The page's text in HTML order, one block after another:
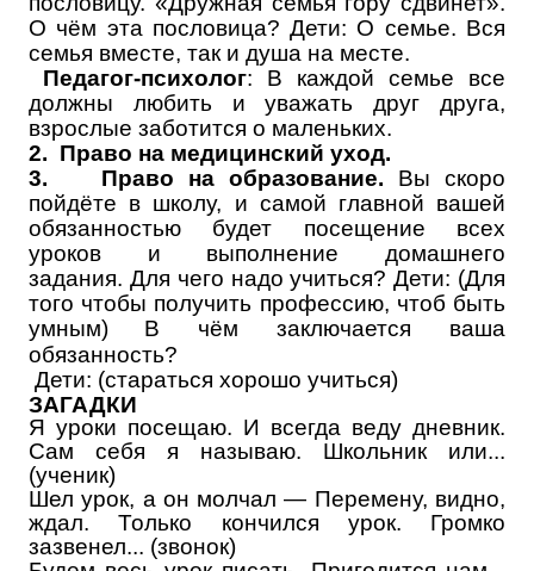
О чём эта пословица? Дети: О семье. Вся
семья вместе, так и душа на месте.
Педагог-психолог: В каждой семье все
должны любить и уважать друг друга,
взрослые заботится о маленьких.
2. Право на медицинский уход.
3.
Право на образование. Вы скоро
пойдёте в школу, и самой главной вашей
обязанностью будет посещение всех
уроков и выполнение домашнего
задания. Для чего надо учиться? Дети: (Для
того чтобы получить профессию, чтоб быть
умным)
В чём заключается ваша
обязанность?
Дети: (стараться хорошо учиться)
ЗАГАДКИ
Я уроки посещаю. И всегда веду дневник.
Сам себя я называю. Школьник или...
(ученик)
Шел урок, а он молчал — Перемену, видно,
ждал. Только кончился урок. Громко
зазвенел... (звонок)